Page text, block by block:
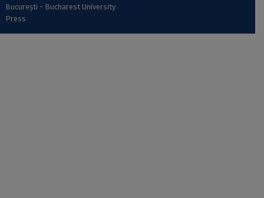
București - Bucharest University
Press